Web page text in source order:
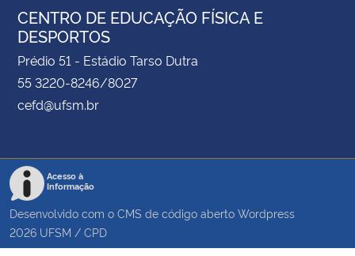
CENTRO DE EDUCAÇÃO FÍSICA E
DESPORTOS
Prédio 51 - Estádio Tarso Dutra
55 3220-8246/8027
cefd@ufsm.br
Acesso à
Informação
Desenvolvido com o CMS de código aberto Wordpress
2026 UFSM / CPD